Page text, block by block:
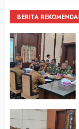
BERITA